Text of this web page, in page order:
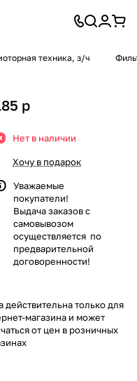
техника, з/ч
p
Нет в наличии
Хочу в подарок
Уважаемые
покупатели!
Выдача заказов с
самовывозом
осуществляется по
предварительной
договоренности!
действительна только для
магазина и может
от цен в розничных